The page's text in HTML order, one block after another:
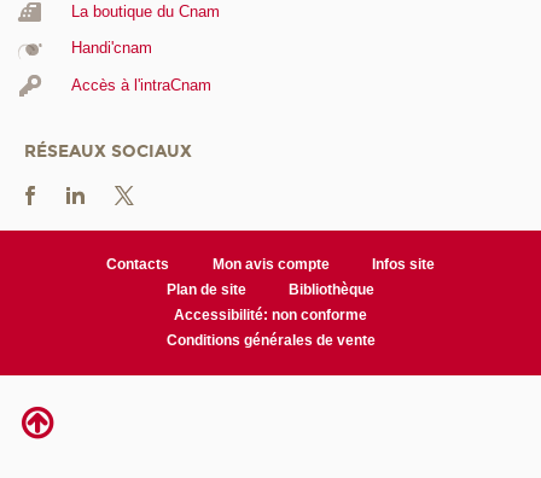
La boutique du Cnam
Handi'cnam
Accès à l'intraCnam
RÉSEAUX SOCIAUX
Contacts Mon avis compte
Infos site
Plan de site
Bibliothèque
Accessibilité: non conforme
Conditions générales de vente